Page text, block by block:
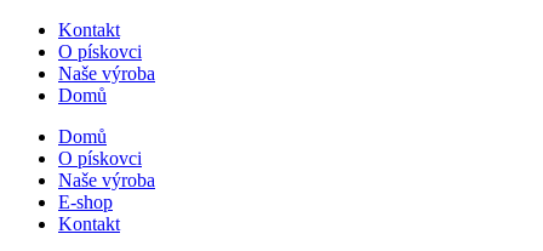
Kontakt
O pískovci
Naše výroba
Domů
Domů
O pískovci
Naše výroba
E-shop
Kontakt